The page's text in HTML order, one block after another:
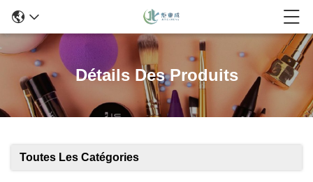
Détails Des Produits
Toutes Les Catégories